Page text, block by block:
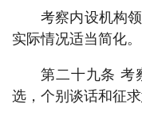
考察内设机构
实际情况适当简化。
第二十九条 考
选，个别谈话和征